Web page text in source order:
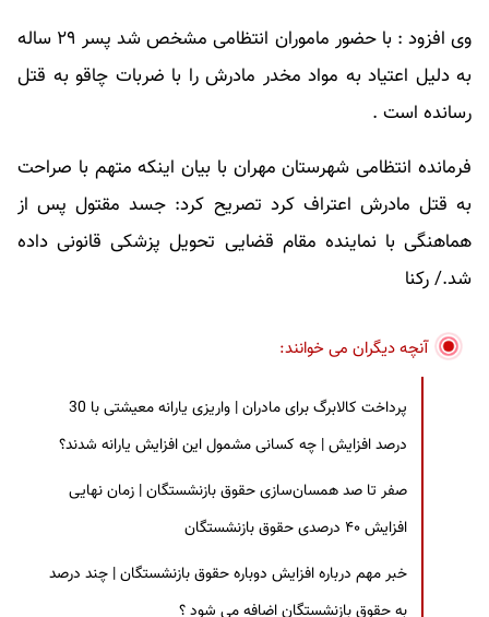
وی افزود : با حضور ماموران انتظامی مشخص شد پسر ۲۹ ساله
به دلیل اعتیاد به مواد مخدر مادرش را با ضربات چاقو به قتل
رسانده است .
فرمانده انتظامی شهرستان مهران با بیان اینکه متهم با صراحت
به قتل مادرش اعتراف کرد تصریح کرد: جسد مقتول پس از
هماهنگی با نماینده مقام قضایی تحویل پزشکی قانونی داده
شد./ رکنا
آنچه دیگران می خوانند:
پرداخت کالابرگ برای مادران | واریزی یارانه معیشتی با 30
درصد افزایش | چه کسانی مشمول این افزایش یارانه شدند؟
صفر تا صد همسان‌سازی حقوق بازنشستگان | زمان نهایی
افزایش ۴۰ درصدی حقوق بازنشستگان
خبر مهم درباره افزایش دوباره حقوق بازنشستگان | چند درصد
به حقوق بازنشستگان اضافه می شود ؟